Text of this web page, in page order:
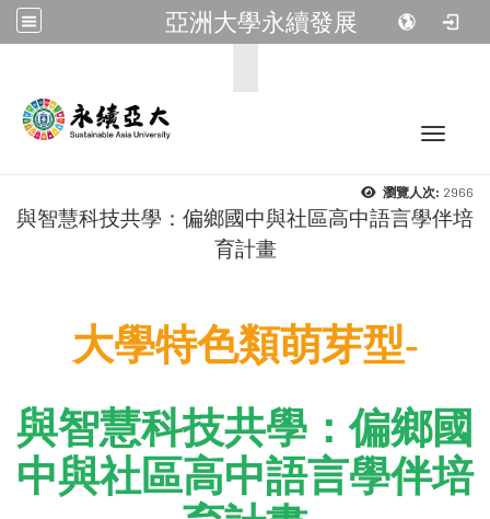
亞洲大學永續發展
Toggle
瀏覽人次: 2966
與智慧科技共學：偏鄉國中與社區高中語言學伴培
育計畫
大學特色類萌芽型-
與智慧科技共學：偏鄉國
中與社區高中語言學伴培